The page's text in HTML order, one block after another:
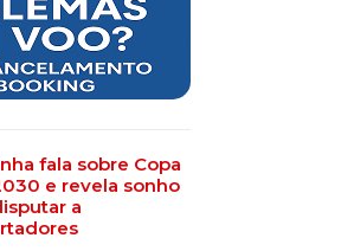
fala sobre Copa
e revela sonho
a